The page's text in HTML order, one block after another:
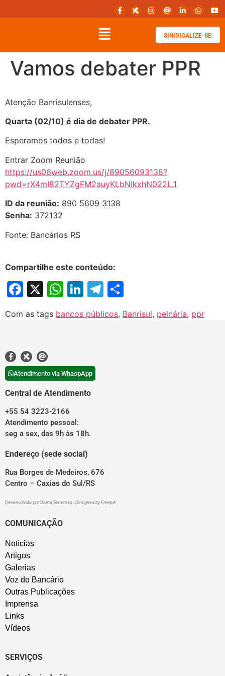
SINIDICALIZE-SE
Vamos debater PPR
Atenção Banrisulenses,
Quarta (02/10) é dia de debater PPR.
Esperamos todos e todas!
Entrar Zoom Reunião
https://us06web.zoom.us/j/89056093138?
pwd=rX4mI82TYZgFM2auyKLbNIkxhN022L.1
ID da reunião: 890 5609 3138
Senha: 372132
Fonte: Bancários RS
Compartilhe este conteúdo:
Facebook
X WhatsApp
LinkedIn
Telegram
Com as tags bancos públicos, Banrisul, pelnária, ppr
Atendimento via WhaspApp
Central de Atendimento
+55 54 3223-2166
Atendimento pessoal:
seg a sex, das 9h às 18h.
Endereço (sede social)
Rua Borges de Medeiros, 676
Centro – Caxias do Sul/RS
Desenvolvido por Direta Sistemas Designed by Freepik
COMUNICAÇÃO
Notícias
Artigos
Galerias
Voz do Bancário
Outras Publicações
Imprensa
Links
Vídeos
SERVIÇOS